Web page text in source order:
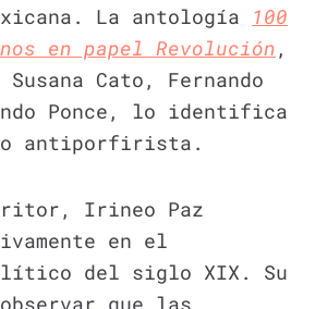
La antología 100
en papel Revolución ,
Cato, Fernando
Ponce, lo identifica
antiporfirista.
Irineo Paz
en el
del siglo XIX. Su
que las